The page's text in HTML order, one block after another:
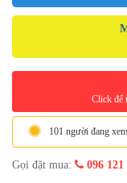
Click để
101 người đang
Gọi đặt mua: 096 121